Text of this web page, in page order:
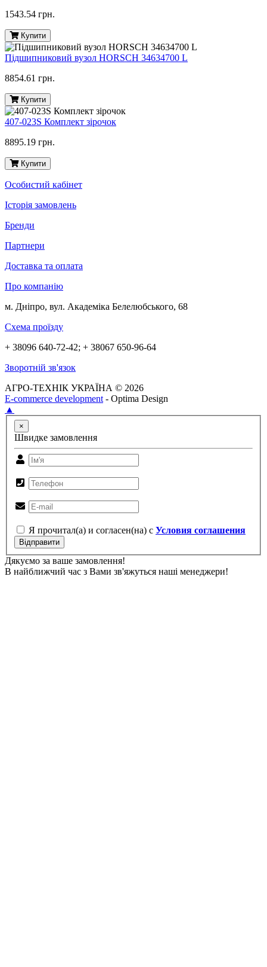
1543.54 грн.
Купити
Підшипниковий вузол HORSCH 34634700 L
8854.61 грн.
Купити
407-023S Комплект зірочок
8895.19 грн.
Купити
Особистий кабінет
Історія замовлень
Бренди
Партнери
Доставка та оплата
Про компанію
м. Дніпро, вул. Академіка Белелюбського, 68
Схема проїзду
+ 38096 640-72-42; + 38067 650-96-64
Зворотній зв'язок
АГРО-ТЕХНІК УКРАЇНА © 2026
E-commerce development - Optima Design
▲
×
Швидке замовлення
Я прочитал(а) и согласен(на) с Условия соглашения
Відправити
Дякуємо за ваше замовлення!
В найближчий час з Вами зв'яжуться наші менеджери!